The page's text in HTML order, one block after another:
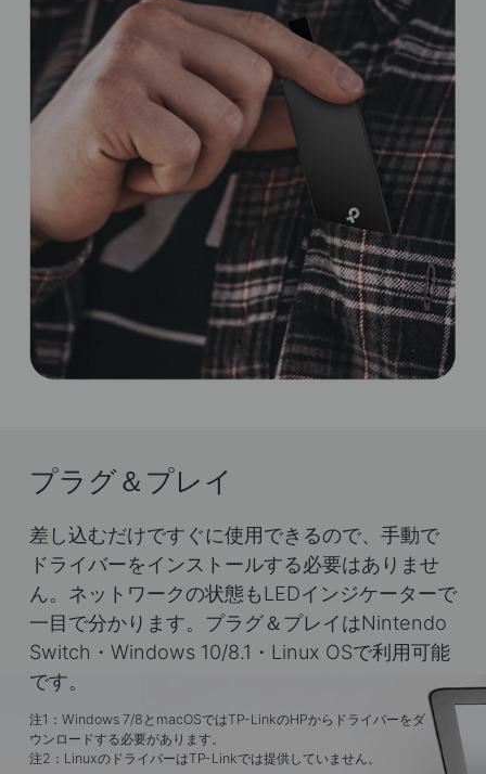
プラグ＆プレイ
差し込むだけですぐに使用できるので、手動で
ドライバーをインストールする必要はありませ
ん。ネットワークの状態もLEDインジケーターで
一目で分かります。プラグ＆プレイはNintendo
Switch・Windows 10/8.1・Linux OSで利用可能
です。
注1：Windows 7/8とmacOSではTP-LinkのHPからドライバーをダ
ウンロードする必要があります。
注2：LinuxのドライバーはTP-Linkでは提供していません。